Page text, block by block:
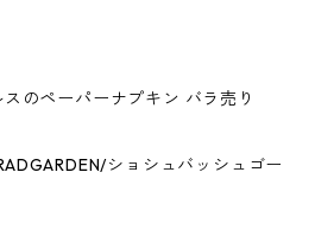
のペーパーナプキン バラ売り
ショシュバッシュゴー